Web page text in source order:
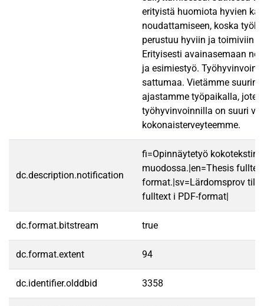
erityistä huomiota hyvien
noudattamiseen, koska
perustuu hyviin ja toimiviin
Erityisesti avainasemaan
ja esimiestyö. Työhyvinvointi
sattumaa. Vietämme
ajastamme työpaikalla, joten
työhyvinvoinnilla on suuri
kokonaisterveyteemme.
dc.description.notification
fi=Opinnäytetyö kokotekstinä
muodossa.|en=Thesis
format.|sv=Lärdomsprov
fulltext i PDF-format|
dc.format.bitstream true
dc.format.extent 94
dc.identifier.olddbid 3358